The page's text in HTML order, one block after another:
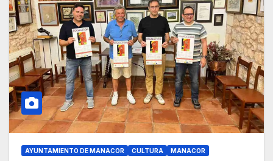
AYUNTAMIENTO DE MANACOR CULTURA MANACOR